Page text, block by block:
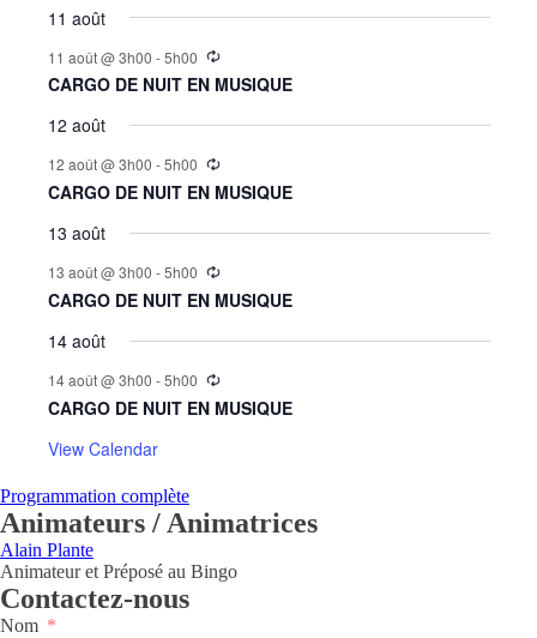
11 août
11 août @ 3h00 -5h00
CARGO DE NUIT EN MUSIQUE
12 août
12 août @ 3h00 -5h00
CARGO DE NUIT EN MUSIQUE
13 août
13 août @ 3h00 -5h00
CARGO DE NUIT EN MUSIQUE
14 août
14 août @ 3h00 -5h00
CARGO DE NUIT EN MUSIQUE
View Calendar
Programmation complète
Animateurs / Animatrices
Alain Plante
Animateur et Préposé au Bingo
Contactez-nous
Nom